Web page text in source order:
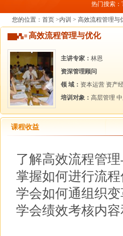
热门搜索：
您的位置： 首页 >内训 > 高效流程管理与
高效流程管理与优化
主讲专家： 林恩
资深管理顾问
领 域： 资本运营 资产
培训对象： 高层管理
课程收益
了解高效流程管
掌握如何进行流
学会如何通组织
学会绩效考核内